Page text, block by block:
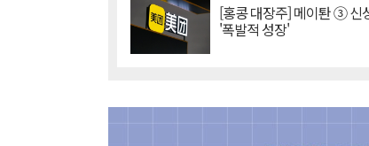
[홍콩 대장주] 메이퇀 ③ 신
'폭발적 성장'